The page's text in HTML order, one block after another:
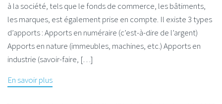
à la société, tels que le fonds de commerce, les bâtiments,
les marques, est également prise en compte. Il existe 3 types
d’apports : Apports en numéraire (c’est-à-dire de l’argent)
Apports en nature (immeubles, machines, etc.) Apports en
industrie (savoir-faire, […]
En savoir plus